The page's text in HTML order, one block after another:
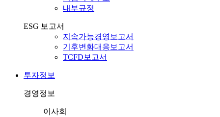
내부규정
ESG 보고서
지속가능경영보고서
기후변화대응보고서
TCFD보고서
투자정보
경영정보
이사회